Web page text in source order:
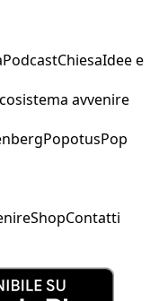
PodcastChiesaIdee e
avvenire
PopotusPop
ShopContatti